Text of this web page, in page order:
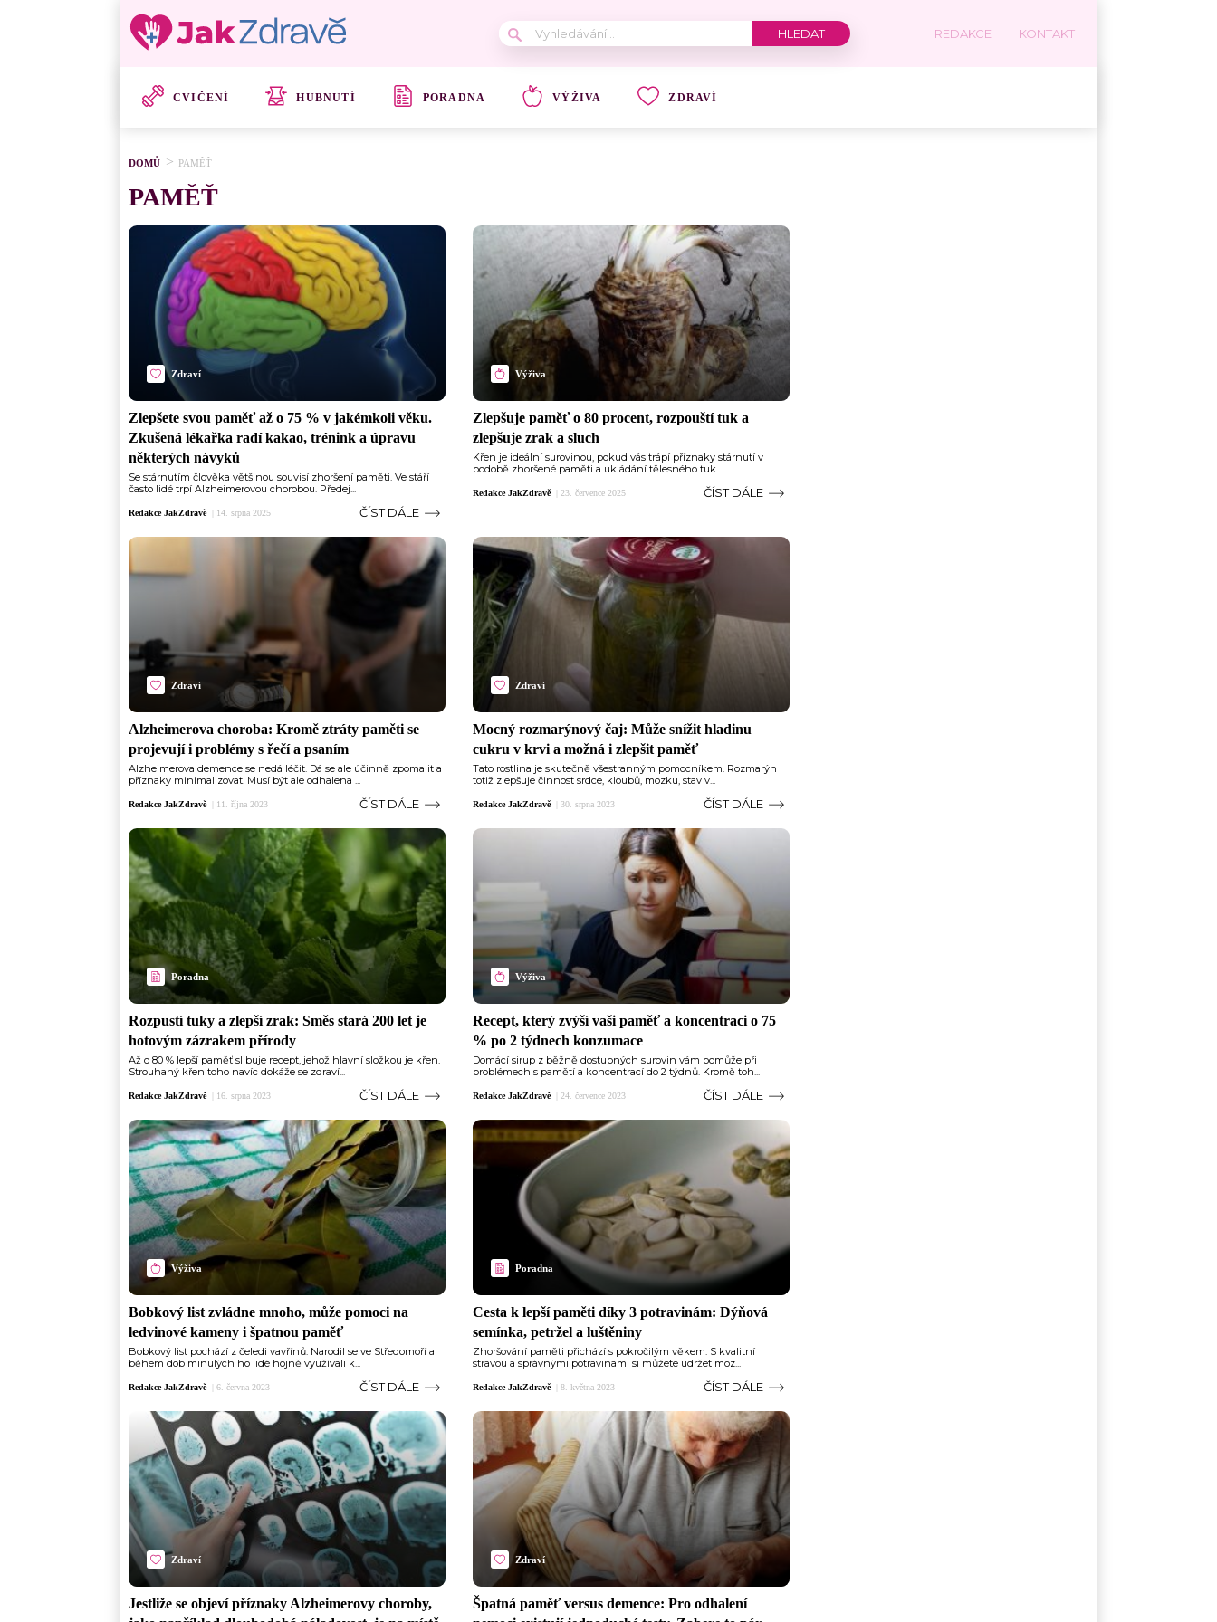
REDAKCE KONTAKT
CVIČENÍ HUBNUTÍ PORADNA VÝŽIVA ZDRAVÍ
DOMŮ PAMĚŤ
PAMĚŤ
Zdraví
Zlepšete svou paměť až o 75 % v jakémkoli věku.
Zkušená lékařka radí kakao, trénink a úpravu
některých návyků
Se stárnutím člověka většinou souvisí zhoršení paměti. Ve stáří
často lidé trpí Alzheimerovou chorobou. Předej...
Redakce JakZdravě 14. srpna 2025 ČÍST DÁLE
Výživa
Zlepšuje paměť o 80 procent, rozpouští tuk a
zlepšuje zrak a sluch
Křen je ideální surovinou, pokud vás trápí příznaky stárnutí v
podobě zhoršené paměti a ukládání tělesného tuk...
Redakce JakZdravě 23. července 2025 ČÍST DÁLE
Zdraví
Alzheimerova choroba: Kromě ztráty paměti se
projevují i problémy s řečí a psaním
Alzheimerova demence se nedá léčit. Dá se ale účinně zpomalit a
příznaky minimalizovat. Musí být ale odhalena ...
Redakce JakZdravě 11. října 2023 ČÍST DÁLE
Zdraví
Mocný rozmarýnový čaj: Může snížit hladinu
cukru v krvi a možná i zlepšit paměť
Tato rostlina je skutečně všestranným pomocníkem. Rozmarýn
totiž zlepšuje činnost srdce, kloubů, mozku, stav v...
Redakce JakZdravě 30. srpna 2023 ČÍST DÁLE
Poradna
Rozpustí tuky a zlepší zrak: Směs stará 200 let je
hotovým zázrakem přírody
Až o 80 % lepší paměť slibuje recept, jehož hlavní složkou je křen.
Strouhaný křen toho navíc dokáže se zdraví...
Redakce JakZdravě 16. srpna 2023 ČÍST DÁLE
Výživa
Recept, který zvýší vaši paměť a koncentraci o 75
% po 2 týdnech konzumace
Domácí sirup z běžně dostupných surovin vám pomůže při
problémech s pamětí a koncentrací do 2 týdnů. Kromě toh...
Redakce JakZdravě 24. července 2023 ČÍST DÁLE
Výživa
Bobkový list zvládne mnoho, může pomoci na
ledvinové kameny i špatnou paměť
Bobkový list pochází z čeledi vavřínů. Narodil se ve Středomoří a
během dob minulých ho lidé hojně využívali k...
Redakce JakZdravě 6. června 2023 ČÍST DÁLE
Poradna
Cesta k lepší paměti díky 3 potravinám: Dýňová
semínka, petržel a luštěniny
Zhoršování paměti přichází s pokročilým věkem. S kvalitní
stravou a správnými potravinami si můžete udržet moz...
Redakce JakZdravě 8. května 2023 ČÍST DÁLE
Zdraví
Jestliže se objeví příznaky Alzheimerovy choroby,
Zdraví
Špatná paměť versus demence: Pro odhalení